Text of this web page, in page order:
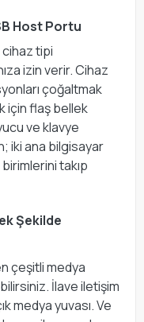
Host Portu
tipi
izin verir. Cihaz
çoğaltmak
için flaş bellek
ve klavye
iki ana bilgisayar
takıp
Şekilde
çeşitli medya
İlave iletişim
medya yuvası. Ve